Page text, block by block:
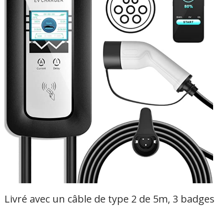
Livré avec un câble de type 2 de 5m, 3 badges